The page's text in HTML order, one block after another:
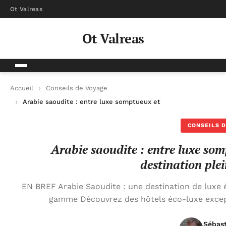
Ot Valreas
Ot Valreas
Accueil
Conseils de Voyage
Arabie saoudite : entre luxe somptueux et vols à petits prix,
CONSEILS
Arabie saoudite : entre luxe
destination
EN BREF Arabie Saoudite : une destination de
gamme Découvrez des hôtels éco-luxe